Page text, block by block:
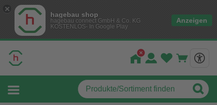
hagebau shop
hagebau connect GmbH & Co. KG
KOSTENLOS- In Google Play
Anzeigen